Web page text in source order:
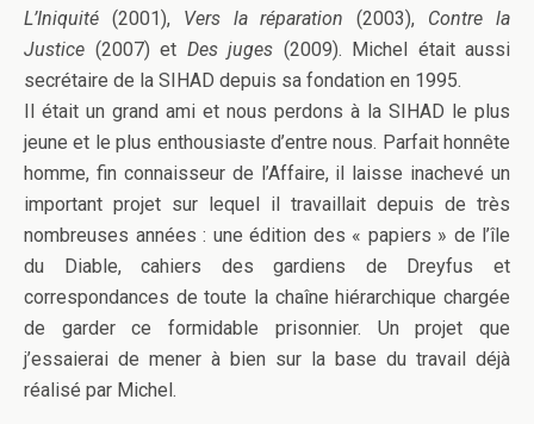
L’Iniquité (2001), Vers la réparation (2003), Contre la
Justice (2007) et Des juges (2009). Michel était aussi
secrétaire de la SIHAD depuis sa fondation en 1995.
Il était un grand ami et nous perdons à la SIHAD le plus
jeune et le plus enthousiaste d’entre nous. Parfait honnête
homme, fin connaisseur de l’Affaire, il laisse inachevé un
important projet sur lequel il travaillait depuis de très
nombreuses années : une édition des « papiers » de l’île
du Diable, cahiers des gardiens de Dreyfus et
correspondances de toute la chaîne hiérarchique chargée
de garder ce formidable prisonnier. Un projet que
j’essaierai de mener à bien sur la base du travail déjà
réalisé par Michel.